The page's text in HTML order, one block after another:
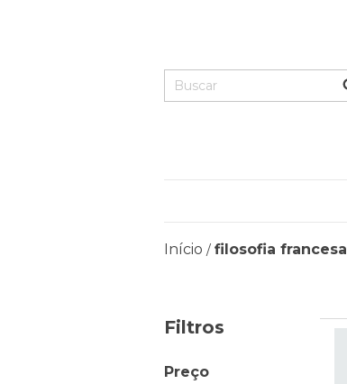
Início / filosofia francesa
Filtros
Preço